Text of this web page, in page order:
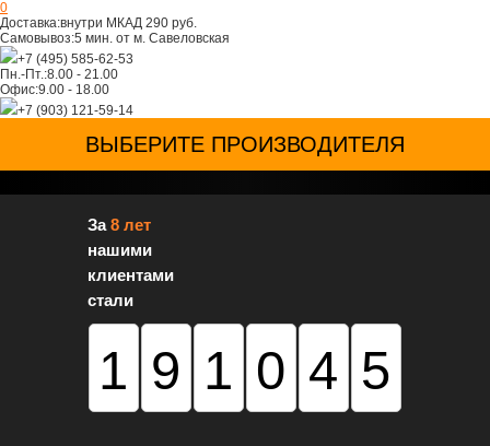
0
Доставка:внутри МКАД 290 руб.
Самовывоз:5 мин. от м. Савеловская
+7 (495) 585-62-53
Пн.-Пт.:8.00 - 21.00
Офис:9.00 - 18.00
+7 (903) 121-59-14
ВЫБЕРИТЕ ПРОИЗВОДИТЕЛЯ
За8 лет
нашими
клиентами
стали
191045